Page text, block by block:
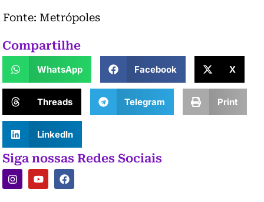
Fonte: Metrópoles
Compartilhe
WhatsApp Facebook X
Threads Telegram Print
LinkedIn
Siga nossas Redes Sociais